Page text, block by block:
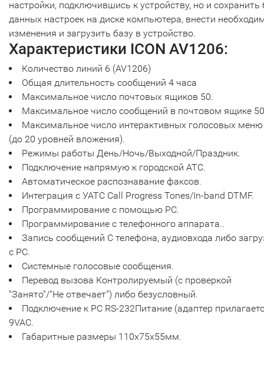
настройки, подключившись к устройству, но и сохранить
данных настроек на диске компьютера, внести
изменения и загрузить базу в устройство.
Характеристики ICON AV1206:
Количество линий 6 (AV1206)
Общая длительность сообщений 4 часа
Максимальное число почтовых ящиков 50.
Максимальное число сообщений в почтовом ящике
Максимальное число интерактивных голосовых
(до 20 уровней вложения).
Режимы работы День/Ночь/Выходной/Праздник.
Подключение напрямую к городской АТС.
Автоматическое распознавание факсов.
Интеграция с УАТС Call Progress Tones/In-band DTMF.
Программирование с помощью PC.
Программирование с телефонного аппарата..
Запись сообщений С телефона, аудиовхода либо
с PC.
Системные голосовые сообщения.
Перевод вызова Контролируемый (с проверкой
"Занято"/"Не отвечает") либо безусловный.
Подключение к PC RS-232Питание (адаптер
9VAC.
Габаритные размеры 110х75х55мм.